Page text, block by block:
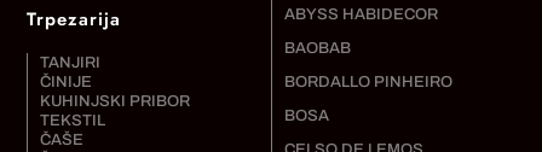
Trpezarija
TANJIRI
ČINIJE
KUHINJSKI PRIBOR
TEKSTIL
ČAŠE
ABYSS HABIDECOR
BAOBAB
BORDALLO PINHEIRO
BOSA